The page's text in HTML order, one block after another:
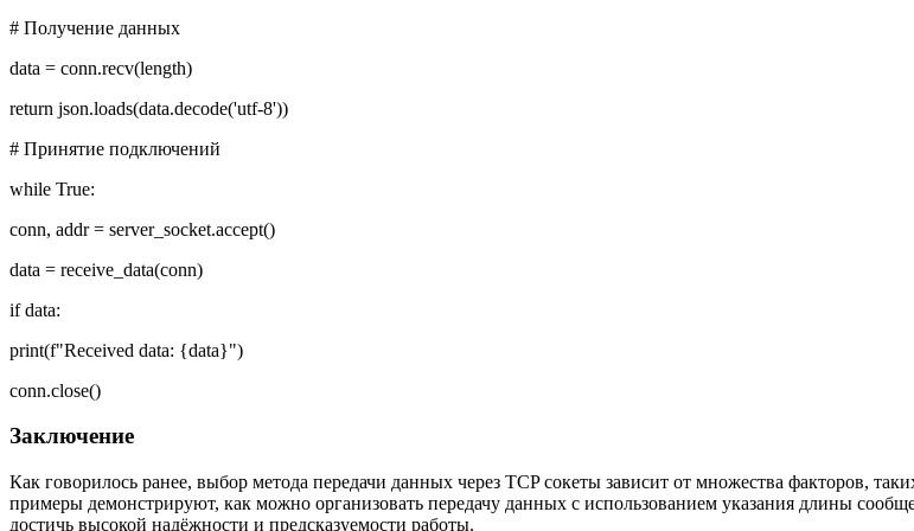
# Получение данных
data = conn.recv(length)
return json.loads(data.decode('utf-8'))
# Принятие подключений
while True:
conn, addr = server_socket.accept()
data = receive_data(conn)
if data:
print(f"Received data: {data}")
conn.close()
Заключение
Как говорилось ранее, выбор метода передачи данных через TCP сокеты зависит от множества факторов,
примеры демонстрируют, как можно организовать передачу данных с использованием указания длины
достичь высокой надёжности и предсказуемости работы.